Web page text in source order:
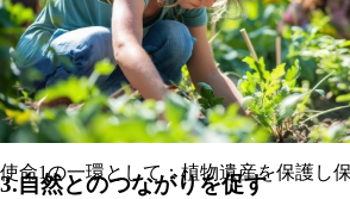
3.自然とのつながりを促す
ションを与える旅の始ま
ん。」
支援
使命1の一環として：植物遺産を保護し